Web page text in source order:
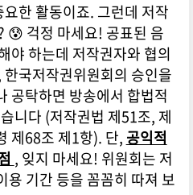
한 활동이죠. 그런데 저작
😰 걱정 마세요! 공표된 음
야 하는데 저작권자와 협의
국저작권위원회의 승인을
공탁하면 방송에서 합법적
니다 (저작권법 제51조, 제
제68조 제1항). 단, 공익적
, 잊지 마세요! 위원회는 저
용 기간 등을 꼼꼼히 따져 보